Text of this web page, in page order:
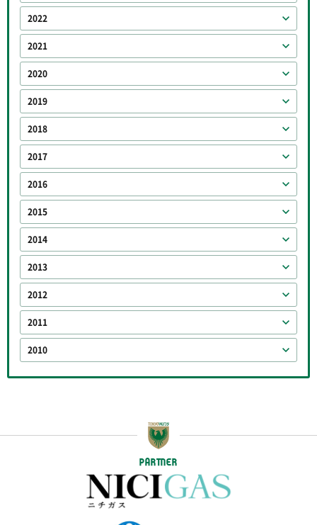
2022
2021
2020
2019
2018
2017
2016
2015
2014
2013
2012
2011
2010
PARTNER